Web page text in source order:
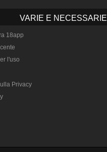
VARIE E NECESSARIE
18app
l'uso
Privacy